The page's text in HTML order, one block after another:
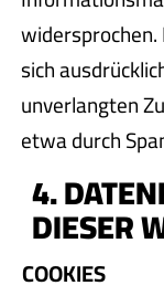
sich
unverlangten
etwa durch
4.
DIESER
COOKIES